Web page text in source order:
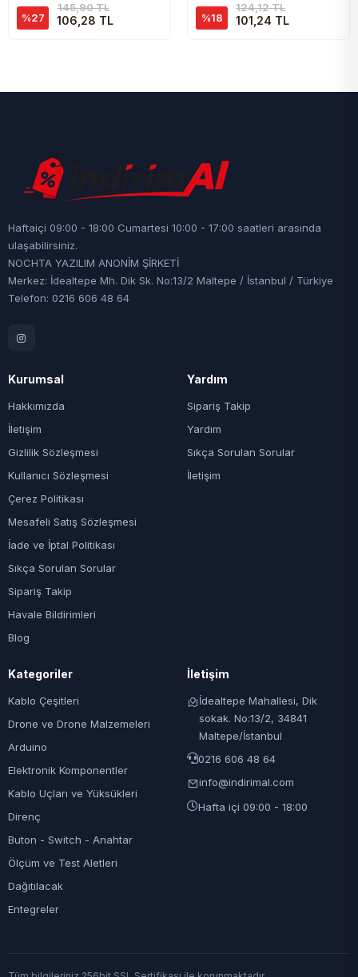
%27
145,90 TL
106,28 TL %18
124,12 TL
101,24 TL
Haftaiçi 09:00 - 18:00 Cumartesi 10:00 - 17:00 saatleri arasında
ulaşabilirsiniz.
NOCHTA YAZILIM ANONİM ŞİRKETİ
Merkez: İdealtepe Mh. Dik Sk. No:13/2 Maltepe / İstanbul / Türkiye
Telefon: 0216 606 48 64
Kurumsal
Hakkımızda
İletişim
Gizlilik Sözleşmesi
Kullanıcı Sözleşmesi
Çerez Politikası
Mesafeli Satış Sözleşmesi
İade ve İptal Politikası
Sıkça Sorulan Sorular
Sipariş Takip
Havale Bildirimleri
Blog
Yardım
Sipariş Takip
Yardım
Sıkça Sorulan Sorular
İletişim
Kategoriler
Kablo Çeşitleri
Drone ve Drone Malzemeleri
Arduino
Elektronik Komponentler
Kablo Uçları ve Yüksükleri
Direnç
Buton - Switch - Anahtar
Ölçüm ve Test Aletleri
Dağıtılacak
Entegreler
İletişim
İdealtepe Mahallesi, Dik
sokak. No:13/2, 34841
Maltepe/İstanbul
0216 606 48 64
info@indirimal.com
Hafta içi 09:00 - 18:00